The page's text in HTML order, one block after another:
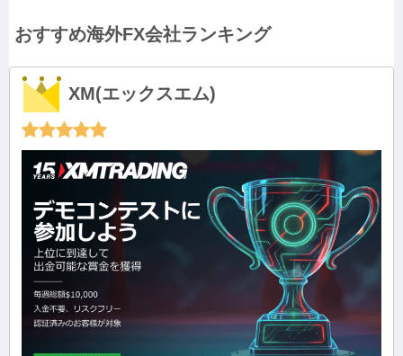
おすすめ海外FX会社ランキング
XM(エックスエム)